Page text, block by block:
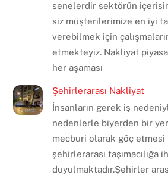
senelerdir sektörün
siz müşterilerimize en iyi
verebilmek için
etmekteyiz. Nakliyat
her aşaması
Şehirlerarası Nakliyat
İnsanların gerek iş
nedenlerle biyerden bir
mecburi olarak göç etmesi
şehirlerarası taşımacılığa
duyulmaktadır.Şehirler